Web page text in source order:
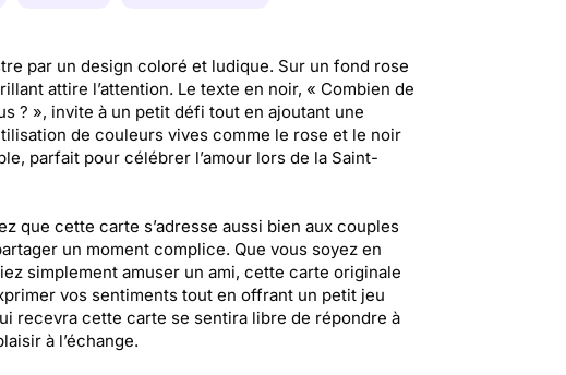
par un design coloré et ludique. Sur un fond rose
attire l’attention. Le texte en noir, « Combien de
? », invite à un petit défi tout en ajoutant une
de couleurs vives comme le rose et le noir
parfait pour célébrer l’amour lors de la Saint-
que cette carte s’adresse aussi bien aux couples
un moment complice. Que vous soyez en
simplement amuser un ami, cette carte originale
vos sentiments tout en offrant un petit jeu
recevra cette carte se sentira libre de répondre à
à l’échange.